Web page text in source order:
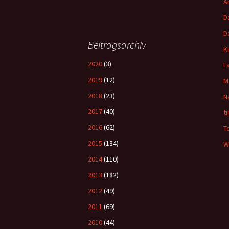
Beitragsarchiv
2020(3)
2019(12)
2018 (23)
2017(40)
2016(62)
2015 (134)
2014(110)
2013 (182)
2012(49)
2011 (69)
2010(44)